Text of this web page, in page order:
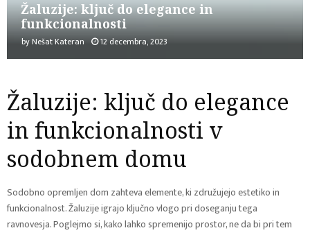
Žaluzije: ključ do elegance in
funkcionalnosti
byNešat Kateran 12 decembra, 2023
Žaluzije: ključ do elegance
in funkcionalnosti v
sodobnem domu
Sodobno opremljen dom zahteva elemente, ki združujejo estetiko in
funkcionalnost. Žaluzije igrajo ključno vlogo pri doseganju tega
ravnovesja. Poglejmo si, kako lahko spremenijo prostor, ne da bi pri tem